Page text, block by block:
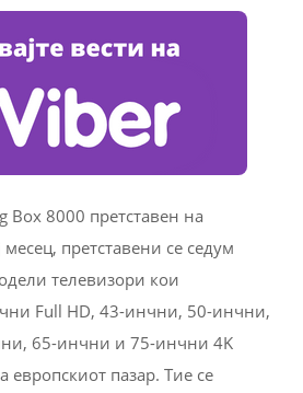
Box 8000 претставен на
претставени се седум
телевизори кои
Full HD, 43-инчни, 50-инчни,
65-инчни и 75-инчни 4K
европскиот пазар. Тие се